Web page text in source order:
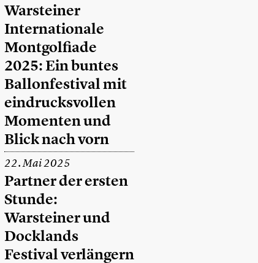
Warsteiner
Internationale
Montgolfiade
2025: Ein buntes
Ballonfestival mit
eindrucksvollen
Momenten und
Blick nach vorn
22. Mai 2025
Partner der ersten
Stunde:
Warsteiner und
Docklands
Festival verlängern